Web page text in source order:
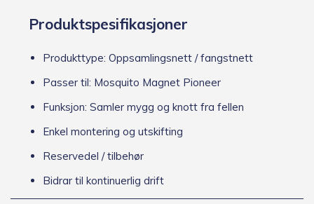
Produktspesifikasjoner
Produkttype: Oppsamlingsnett / fangstnett
Passer til: Mosquito Magnet Pioneer
Funksjon: Samler mygg og knott fra fellen
Enkel montering og utskifting
Reservedel / tilbehør
Bidrar til kontinuerlig drift